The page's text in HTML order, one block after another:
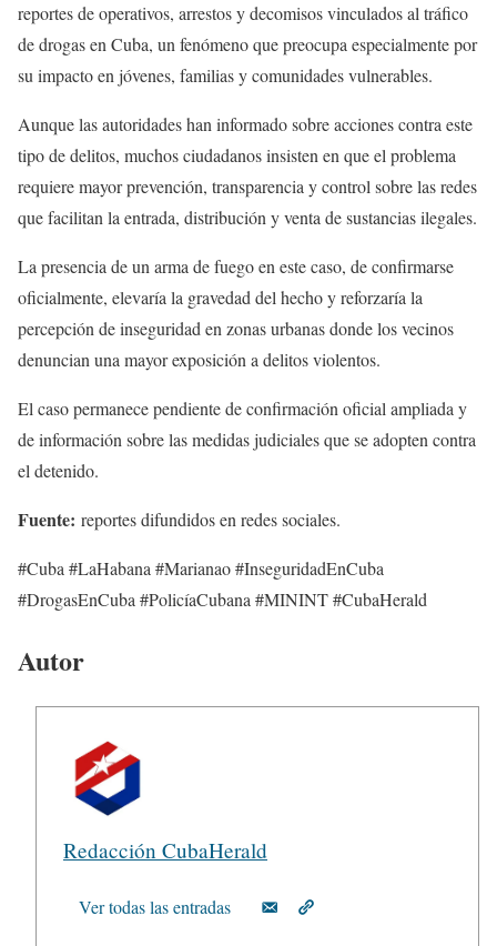
reportes de operativos, arrestos y decomisos vinculados al tráfico
de drogas en Cuba, un fenómeno que preocupa especialmente por
su impacto en jóvenes, familias y comunidades vulnerables.
Aunque las autoridades han informado sobre acciones contra este
tipo de delitos, muchos ciudadanos insisten en que el problema
requiere mayor prevención, transparencia y control sobre las redes
que facilitan la entrada, distribución y venta de sustancias ilegales.
La presencia de un arma de fuego en este caso, de confirmarse
oficialmente, elevaría la gravedad del hecho y reforzaría la
percepción de inseguridad en zonas urbanas donde los vecinos
denuncian una mayor exposición a delitos violentos.
El caso permanece pendiente de confirmación oficial ampliada y
de información sobre las medidas judiciales que se adopten contra
el detenido.
Fuente: reportes difundidos en redes sociales.
#Cuba #LaHabana #Marianao #InseguridadEnCuba
#DrogasEnCuba #PolicíaCubana #MININT #CubaHerald
Autor
Redacción CubaHerald
Ver todas las entradas